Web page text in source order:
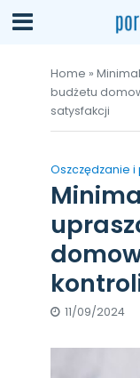
Home »
budżetu
satysfakcji
Oszczędzanie i
11/09/2024